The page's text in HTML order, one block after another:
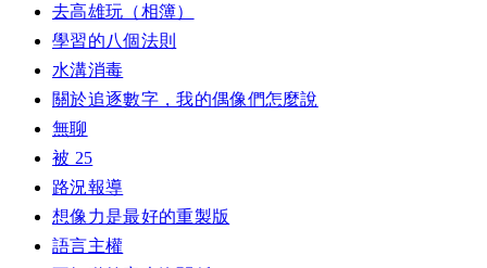
去高雄玩（相簿）
學習的八個法則
水溝消毒
關於追逐數字，我的偶像們怎麼說
無聊
被 25
路況報導
想像力是最好的重製版
語言主權